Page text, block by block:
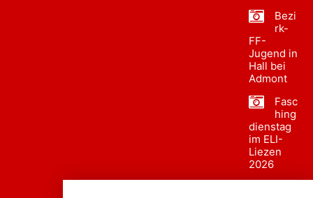
Bezi
rk-
FF-
Jugend in
Hall bei
Admont
Fasc
hing
dienstag
im ELI-
Liezen
2026